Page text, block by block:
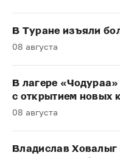
В Туране изъяли
08 августа
В лагере «Чодураа»
с открытием новых
08 августа
Владислав Ховалыг